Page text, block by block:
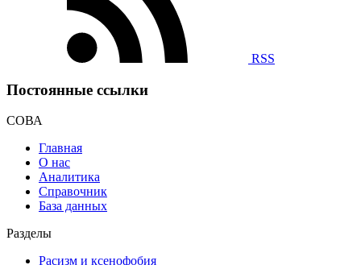
RSS
Постоянные ссылки
СОВА
Главная
О нас
Аналитика
Справочник
База данных
Разделы
Расизм и ксенофобия